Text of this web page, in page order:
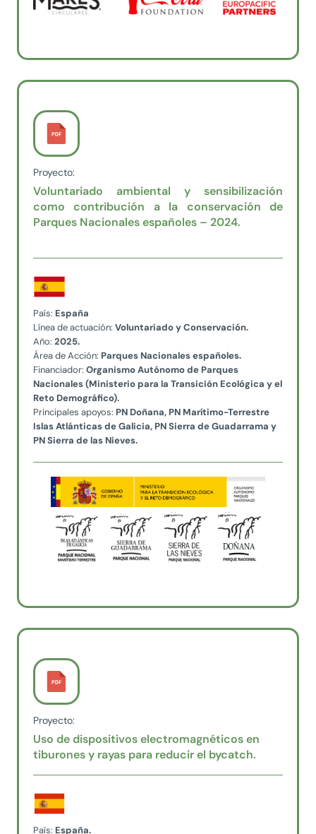
Proyecto:
Voluntariado ambiental y sensibilización
como contribución a la conservación de
Parques Nacionales españoles – 2024.
País: España
Línea de actuación: Voluntariado y Conservación.
Año: 2025.
Área de Acción: Parques Nacionales españoles.
Financiador: Organismo Autónomo de Parques
Nacionales (Ministerio para la Transición Ecológica y el
Reto Demográfico).
Principales apoyos: PN Doñana, PN Marítimo-Terrestre
Islas Atlánticas de Galicia, PN Sierra de Guadarrama y
PN Sierra de las Nieves.
Proyecto:
Uso de dispositivos electromagnéticos en
tiburones y rayas para reducir el bycatch.
País: España.